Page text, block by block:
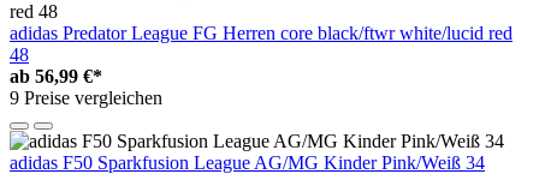
adidas Predator League FG Herren core black/ftwr white/lucid red
48
ab 56,99 €*
9 Preise vergleichen
adidas F50 Sparkfusion League AG/MG Kinder Pink/Weiß 34